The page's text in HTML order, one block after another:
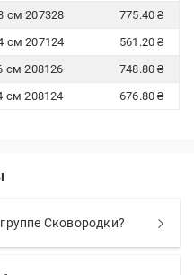
см 207328
775.40 ₴
см 207124
561.20 ₴
см 208126
748.80 ₴
см 208124
676.80 ₴
Сковородки?